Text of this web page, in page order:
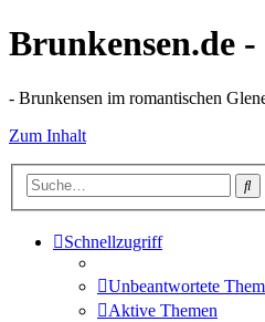
Brunkensen.de
- Brunkensen im romantischen
Zum Inhalt
Schnellzugriff
Unbeantwortete
Aktive Themen